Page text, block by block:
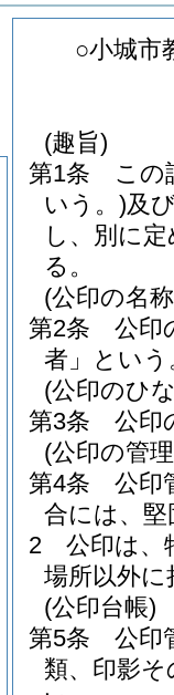
○小城市
(趣旨)
第1条
この
いう。)及
し、別に
る。
(公印の名
第2条
公印
者」という
(公印のひ
第3条
公印
(公印の管
第4条
公印
合には、
2
公印は、
場所以外
(公印台帳)
第5条
公印
類、印影